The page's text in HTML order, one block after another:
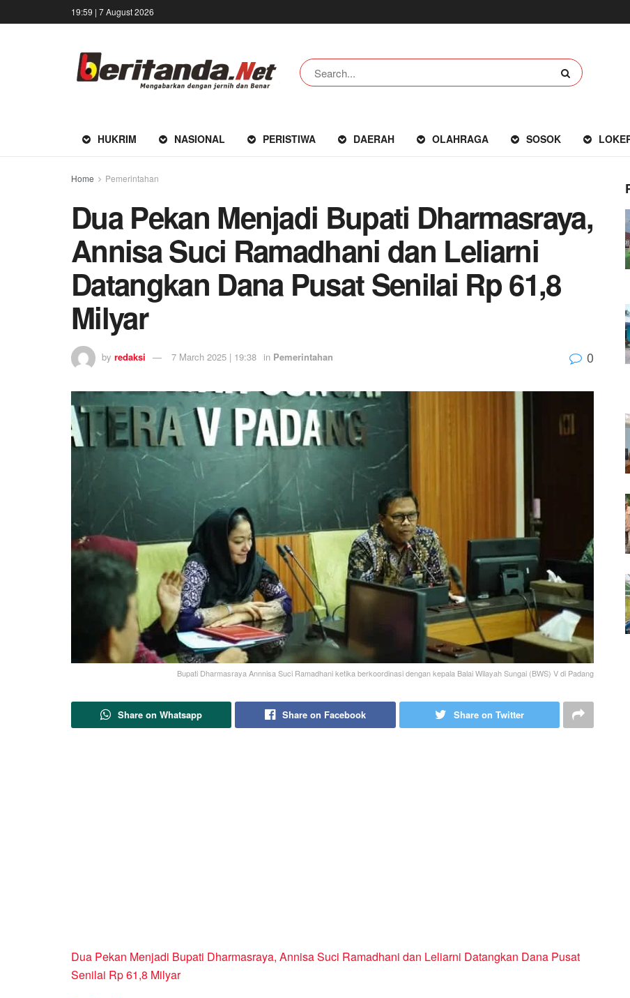
19:59 | 7 August 2026
HUKRIM NASIONAL PERISTIWA DAERAH OLAHRAGA SOSOK
Home Pemerintahan
Dua Pekan Menjadi Bupati Dharmasraya,
Annisa Suci Ramadhani dan Leliarni
Datangkan Dana Pusat Senilai Rp 61,8
Milyar
by redaksi 7 March 2025 | 19:38 in Pemerintahan 0
Bupati Dharmasraya Annnisa Suci Ramadhani ketika berkoordinasi dengan kepala Balai Wilayah Sungai (BWS) V di Padang
Share on Whatsapp Share on Facebook Share on Twitter
Dua Pekan Menjadi Bupati Dharmasraya, Annisa Suci Ramadhani dan Leliarni Datangkan Dana Pusat
Senilai Rp 61,8 Milyar